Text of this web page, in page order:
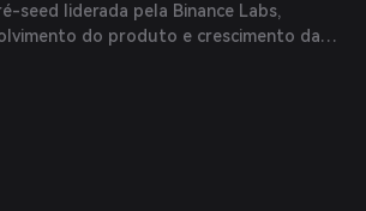
seed liderada pela Binance Labs,
do produto e crescimento da
de 2025, o Bracket lançou sua
de gerenciamento de estratégias,
que usuários depositem brktETH em